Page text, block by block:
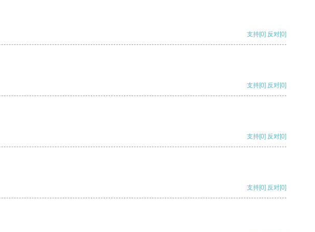
支持[0] 反对[0]
支持[0] 反对[0]
支持[0] 反对[0]
支持[0] 反对[0]